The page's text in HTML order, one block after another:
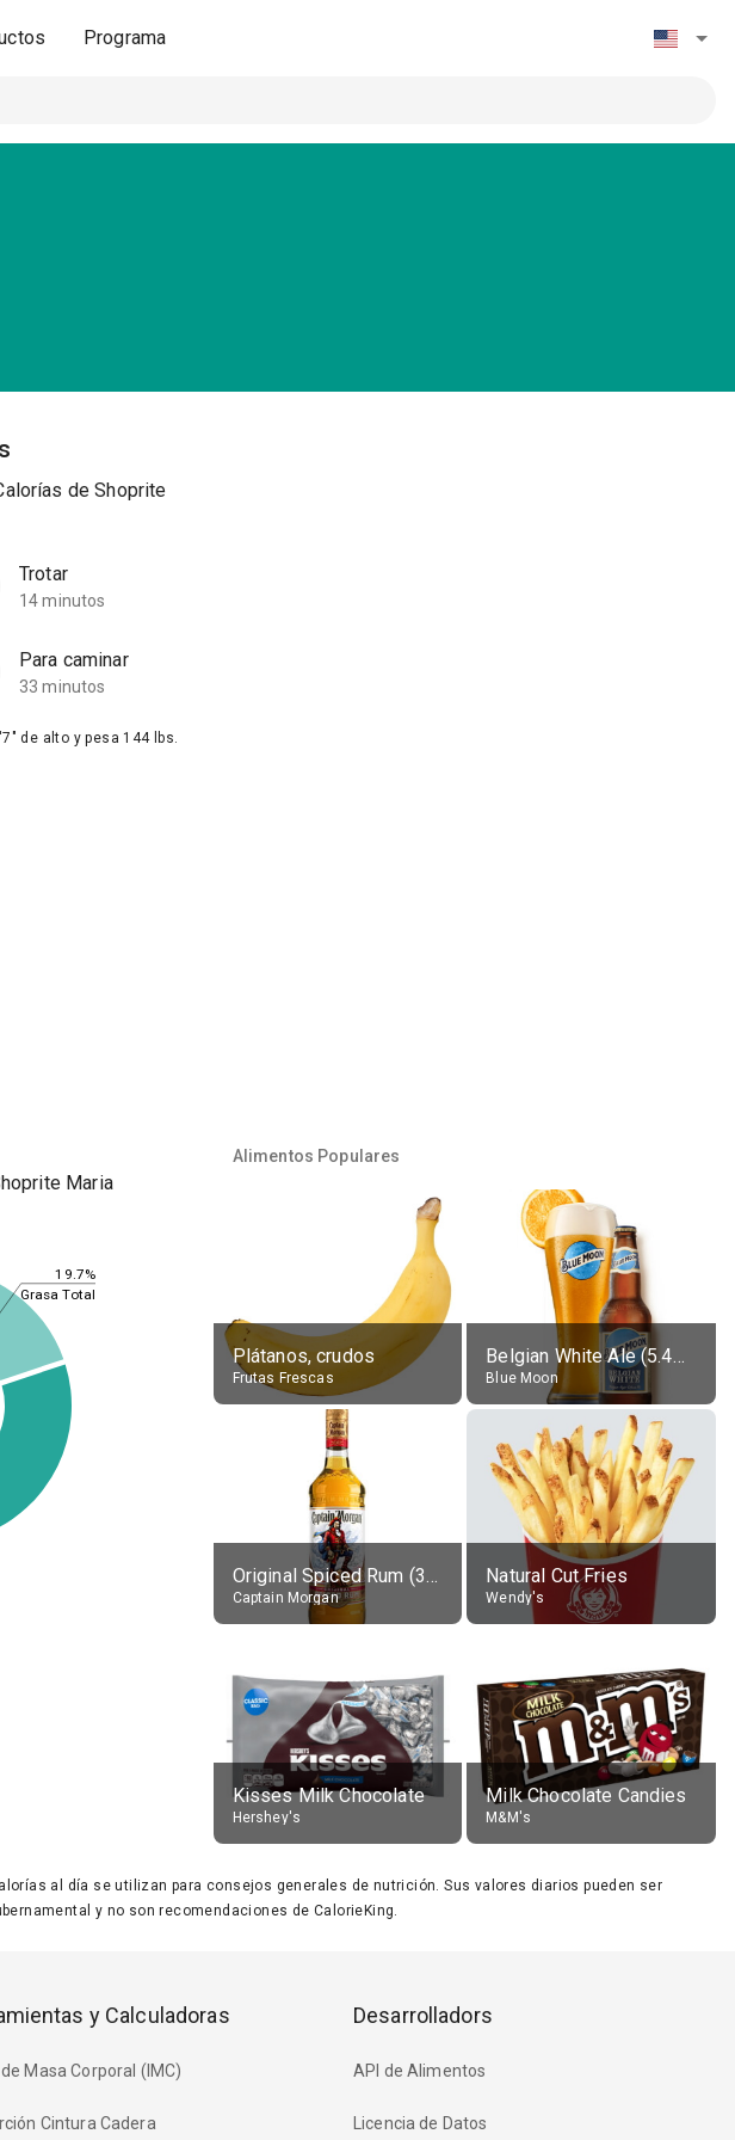
Programa
de Shoprite
Trotar
14 minutos
Para caminar
33 minutos
de alto y pesa 144 lbs.
Maria
19.7%
Grasa Total
Alimentos Populares
Plátanos, crudos
Frutas Frescas
Belgian White Ale (5.4% alc.)
Blue Moon
Original Spiced Rum (35% alc.)
Captain Morgan
Natural Cut Fries
Wendy's
Kisses Milk Chocolate
Hershey's
Milk Chocolate Candies
M&M's
al día se utilizan para consejos generales de nutrición. Sus valores diarios pueden ser
y no son recomendaciones de CalorieKing.
y Calculadoras
de Masa Corporal (IMC)
Cintura Cadera
Desarrolladors
API de Alimentos
Licencia de Datos